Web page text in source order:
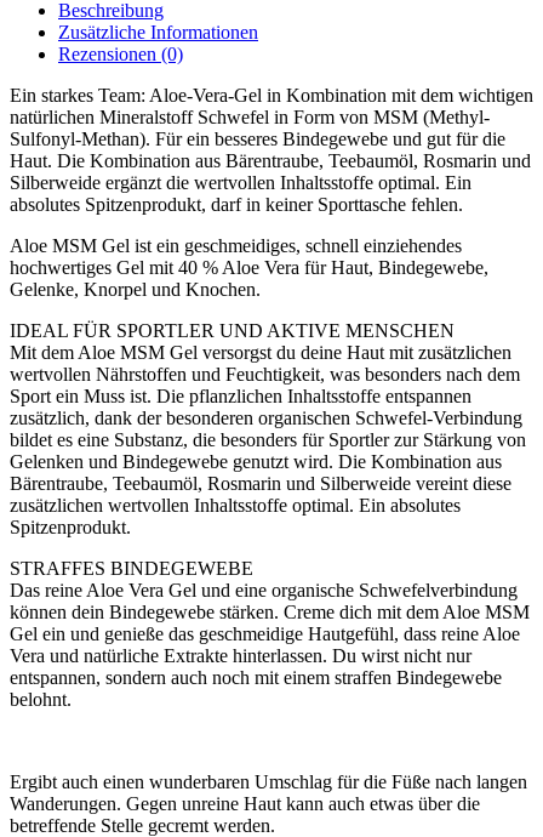
Menge
Beschreibung
Zusätzliche Informationen
Rezensionen (0)
Ein starkes Team: Aloe-Vera-Gel in Kombination mit dem wichtigen
natürlichen Mineralstoff Schwefel in Form von MSM (Methyl-
Sulfonyl-Methan). Für ein besseres Bindegewebe und gut für die
Haut. Die Kombination aus Bärentraube, Teebaumöl, Rosmarin und
Silberweide ergänzt die wertvollen Inhaltsstoffe optimal. Ein
absolutes Spitzenprodukt, darf in keiner Sporttasche fehlen.
Aloe MSM Gel ist ein geschmeidiges, schnell einziehendes
hochwertiges Gel mit 40 % Aloe Vera für Haut, Bindegewebe,
Gelenke, Knorpel und Knochen.
IDEAL FÜR SPORTLER UND AKTIVE MENSCHEN
Mit dem Aloe MSM Gel versorgst du deine Haut mit zusätzlichen
wertvollen Nährstoffen und Feuchtigkeit, was besonders nach dem
Sport ein Muss ist. Die pflanzlichen Inhaltsstoffe entspannen
zusätzlich, dank der besonderen organischen Schwefel-Verbindung
bildet es eine Substanz, die besonders für Sportler zur Stärkung von
Gelenken und Bindegewebe genutzt wird. Die Kombination aus
Bärentraube, Teebaumöl, Rosmarin und Silberweide vereint diese
zusätzlichen wertvollen Inhaltsstoffe optimal. Ein absolutes
Spitzenprodukt.
STRAFFES BINDEGEWEBE
Das reine Aloe Vera Gel und eine organische Schwefelverbindung
können dein Bindegewebe stärken. Creme dich mit dem Aloe MSM
Gel ein und genieße das geschmeidige Hautgefühl, dass reine Aloe
Vera und natürliche Extrakte hinterlassen. Du wirst nicht nur
entspannen, sondern auch noch mit einem straffen Bindegewebe
belohnt.
Ergibt auch einen wunderbaren Umschlag für die Füße nach langen
Wanderungen. Gegen unreine Haut kann auch etwas über die
betreffende Stelle gecremt werden.